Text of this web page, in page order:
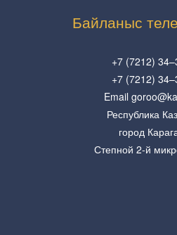
Байланыс
+7 (7212)
+7 (7212)
Email
Республика
город
Степной 2-й